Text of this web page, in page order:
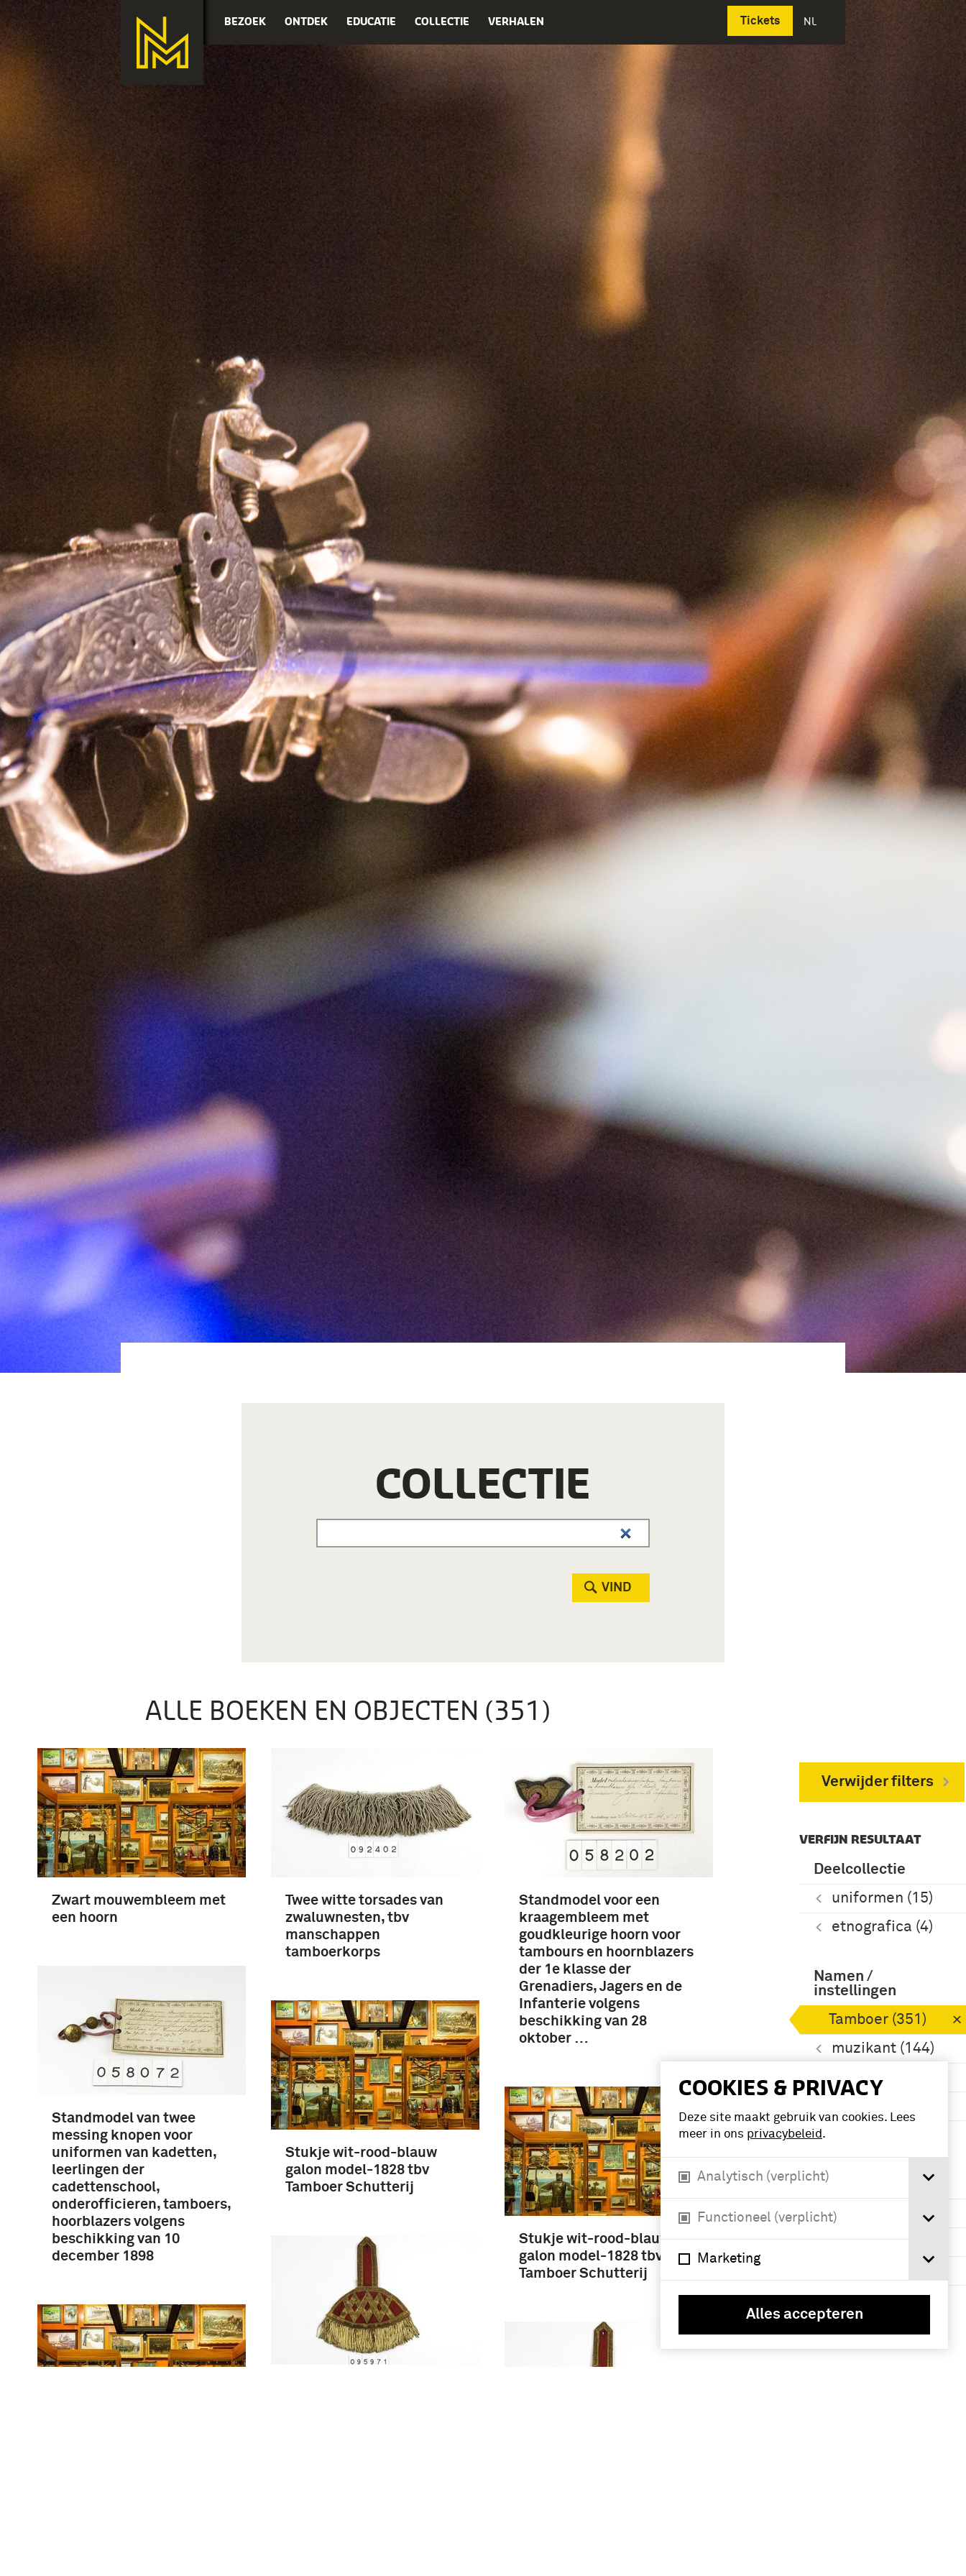
BEZOEK ONTDEK EDUCATIE COLLECTIE VERHALEN Tickets NL
Deutsch
COOKIES & PRIVACY
Deze site maakt gebruik van cookies. Lees
meer in ons privacybeleid.
Analytisch (verplicht)
Functioneel (verplicht)
Marketing
Alles accepteren
COLLECTIE
VIND
ALLE BOEKEN EN OBJECTEN (351)
Verwijder filters
VERFIJN RESULTAAT
Deelcollectie
uniformen (15)
etnografica (4)
Namen /
instellingen
Tamboer (351)
muzikant (144)
Landmacht (97)
Geografie
Nederland (186)
Amsterdam (4)
Maastricht (3)
Zwart mouwembleem met
een hoorn
Standmodel van twee
messing knopen voor
uniformen van kadetten,
leerlingen der
cadettenschool,
onderofficieren, tamboers,
hoorblazers volgens
beschikking van 10
december 1898
Twee witte torsades van
zwaluwnesten, tbv
manschappen
tamboerkorps
Stukje wit-rood-blauw
galon model-1828 tbv
Tamboer Schutterij
Standmodel voor een
kraagembleem met
goudkleurige hoorn voor
tambours en hoornblazers
der 1e klasse der
Grenadiers, Jagers en de
Infanterie volgens
beschikking van 28
oktober …
Stukje wit-rood-blauw
galon model-1828 tbv
Tamboer Schutterij